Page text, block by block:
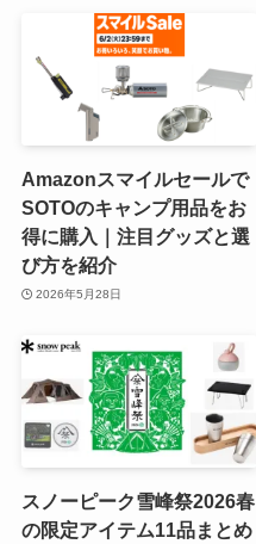
Amazonスマイルセールで
SOTOのキャンプ用品をお
得に購入｜注目グッズと選
び方を紹介
2026年5月28日
スノーピーク雪峰祭2026春
の限定アイテム11品まとめ